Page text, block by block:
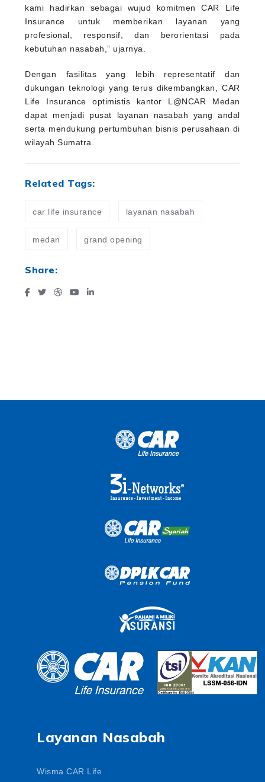
kami hadirkan sebagai wujud komitmen CAR Life
Insurance untuk memberikan layanan yang
profesional, responsif, dan berorientasi pada
kebutuhan nasabah,” ujarnya.
Dengan fasilitas yang lebih representatif dan
dukungan teknologi yang terus dikembangkan, CAR
Life Insurance optimistis kantor L@NCAR Medan
dapat menjadi pusat layanan nasabah yang andal
serta mendukung pertumbuhan bisnis perusahaan di
wilayah Sumatra.
Related Tags:
car life insurance layanan nasabah
medan grand opening
Share:
Layanan Nasabah
Wisma CAR Life